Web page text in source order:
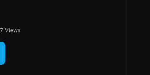
Views